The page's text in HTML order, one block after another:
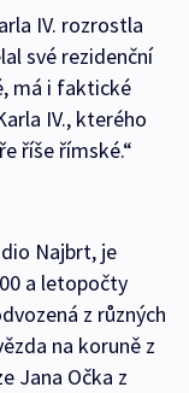
IV. rozrostla
své rezidenční
má i faktické
IV., kterého
říše římské.“
Najbrt, je
a letopočty
z různých
na koruně z
Jana Očka z